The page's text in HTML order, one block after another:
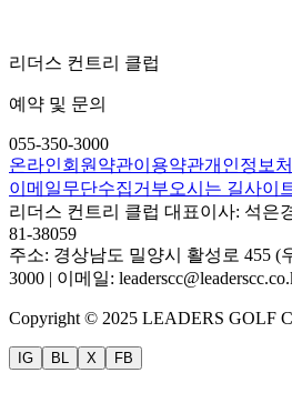
리더스 컨트리 클럽
예약 및 문의
055-350-3000
온라인회원약관이용약관개인정보
이메일무단수집거부오시는 길사이
리더스 컨트리 클럽 대표이사: 석은
81-38059
주소: 경상남도 밀양시 활성로 455 (
3000 | 이메일:
Copyright © 2025 LEADERS GOLF
IG BL X FB